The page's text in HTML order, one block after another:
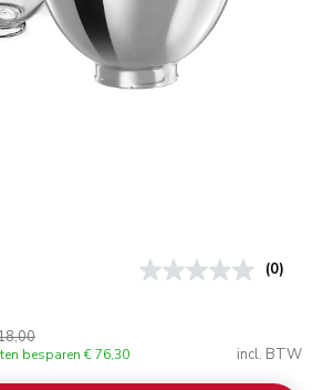
(0)
besparen € 76,30 incl. BTW